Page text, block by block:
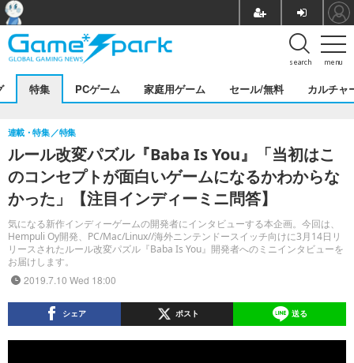
menu
search
特集 PCゲーム 家庭用ゲーム セール/無料 カルチャ
ルール改変パズル『Baba Is You』「当初はこ
のコンセプトが面白いゲームになるかわからな
かった」【注目インディーミニ問答】
気になる新作インディーゲームの開発者にインタビューする本企画。今回は、
Hempuli Oy開発、PC/Mac/Linux//海外ニンテンドースイッチ向けに3月14日リ
リースされたルール改変パズル『Baba Is You』開発者へのミニインタビューを
お届けします。
連載・特集 特集
2019.7.10 Wed 18:00
シェア ポスト 送る